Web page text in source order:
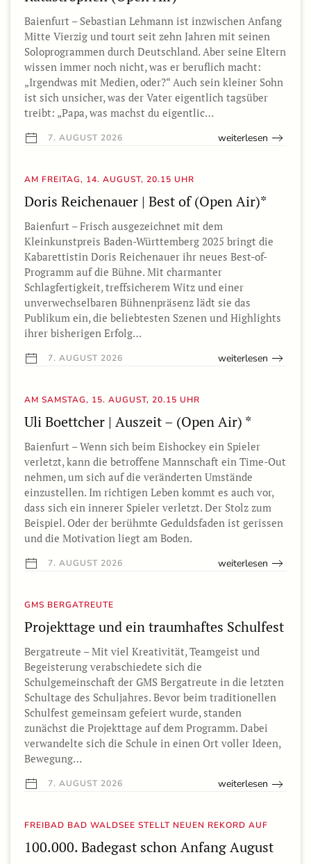
Baienfurt – Sebastian Lehmann ist inzwischen Anfang
Mitte Vierzig und tourt seit zehn Jahren mit seinen
Soloprogrammen durch Deutschland. Aber seine Eltern
wissen immer noch nicht, was er beruflich macht:
„Irgendwas mit Medien, oder?“ Auch sein kleiner Sohn
ist sich unsicher, was der Vater eigentlich tagsüber
treibt: „Papa, was machst du eigentlic…
7. AUGUST 2026 weiterlesen
AM FREITAG, 14. AUGUST, 20.15 UHR
Doris Reichenauer | Best of (Open Air)*
Baienfurt – Frisch ausgezeichnet mit dem
Kleinkunstpreis Baden-Württemberg 2025 bringt die
Kabarettistin Doris Reichenauer ihr neues Best-of-
Programm auf die Bühne. Mit charmanter
Schlagfertigkeit, treffsicherem Witz und einer
unverwechselbaren Bühnenpräsenz lädt sie das
Publikum ein, die beliebtesten Szenen und Highlights
ihrer bisherigen Erfolg…
7. AUGUST 2026 weiterlesen
AM SAMSTAG, 15. AUGUST, 20.15 UHR
Uli Boettcher | Auszeit – (Open Air) *
Baienfurt – Wenn sich beim Eishockey ein Spieler
verletzt, kann die betroffene Mannschaft ein Time-Out
nehmen, um sich auf die veränderten Umstände
einzustellen. Im richtigen Leben kommt es auch vor,
dass sich ein innerer Spieler verletzt. Der Stolz zum
Beispiel. Oder der berühmte Geduldsfaden ist gerissen
und die Motivation liegt am Boden.
7. AUGUST 2026 weiterlesen
GMS BERGATREUTE
Projekttage und ein traumhaftes Schulfest
Bergatreute – Mit viel Kreativität, Teamgeist und
Begeisterung verabschiedete sich die
Schulgemeinschaft der GMS Bergatreute in die letzten
Schultage des Schuljahres. Bevor beim traditionellen
Schulfest gemeinsam gefeiert wurde, standen
zunächst die Projekttage auf dem Programm. Dabei
verwandelte sich die Schule in einen Ort voller Ideen,
Bewegung…
7. AUGUST 2026 weiterlesen
FREIBAD BAD WALDSEE STELLT NEUEN REKORD AUF
100.000. Badegast schon Anfang August